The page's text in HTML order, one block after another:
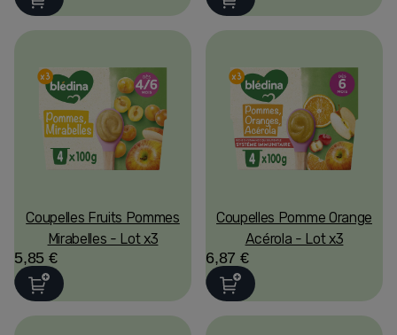
Coupelles Fruits Pommes
Mirabelles - Lot x3
5,85 €
Coupelles Pomme Orange
Acérola - Lot x3
6,87 €